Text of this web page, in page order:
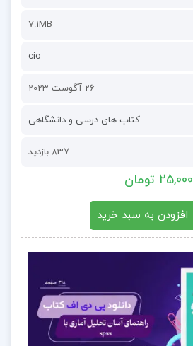
7.1MB
cio
26 آگوست 2023
کتاب های درسی و دانشگاهی
837 بازدید
25,000 تومان
افزودن به سبد خرید